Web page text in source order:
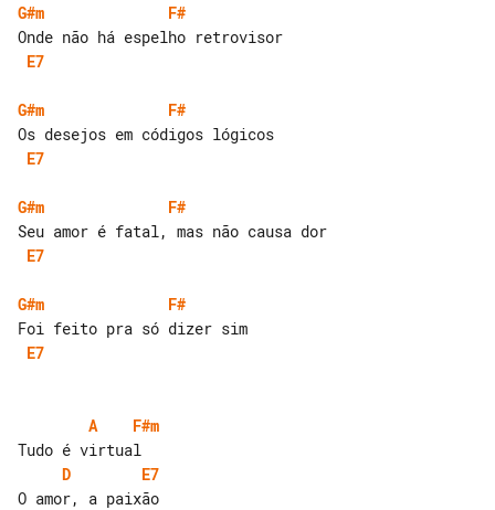
G#m
F#
E7
G#m
F#
E7
G#m
F#
E7
G#m
F#
E7
A
F#m
D
E7